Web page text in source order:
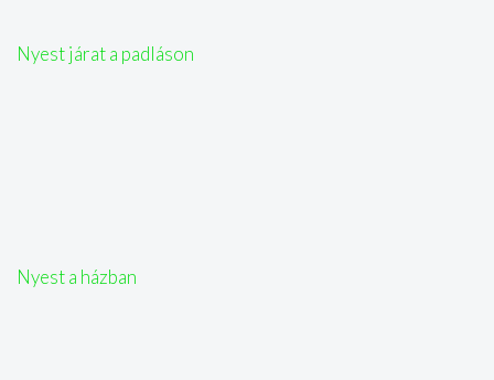
Nyest járat a padláson
Nyest a házban